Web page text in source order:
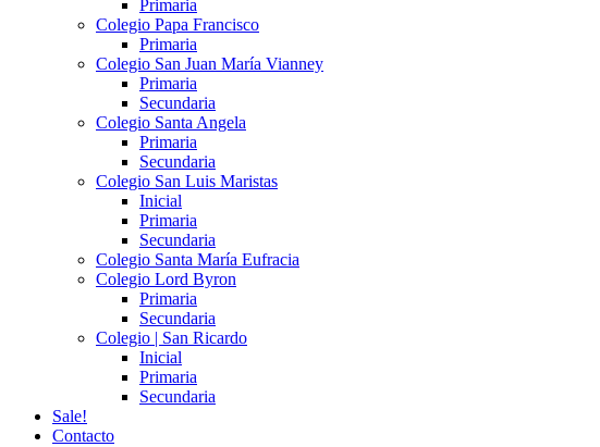
Primaria
Colegio Papa Francisco
Primaria
Colegio San Juan María Vianney
Primaria
Secundaria
Colegio Santa Angela
Primaria
Secundaria
Colegio San Luis Maristas
Inicial
Primaria
Secundaria
Colegio Santa María Eufracia
Colegio Lord Byron
Primaria
Secundaria
Colegio | San Ricardo
Inicial
Primaria
Secundaria
Sale!
Contacto